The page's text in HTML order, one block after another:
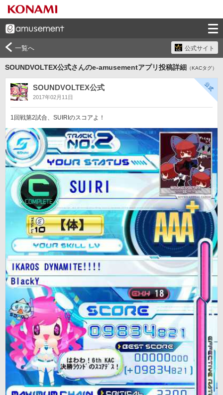
一覧へ 公式サイト
SOUNDVOLTEX公式さんのe-amusementアプリ投稿詳細 （KACタグ）
SOUNDVOLTEX公式
2017年02月11日
1回戦第2試合、SUIRIのスコアよ！